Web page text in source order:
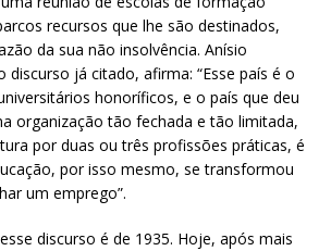
recursos que lhe são destinados,
da sua não insolvência. Anísio
discurso já citado, afirma: “Esse país é o
honoríficos, e o país que deu
organização tão fechada e tão limitada,
por duas ou três profissões práticas, é
por isso mesmo, se transformou
um emprego”.
discurso é de 1935. Hoje, após mais